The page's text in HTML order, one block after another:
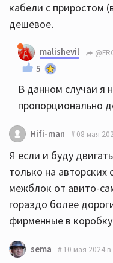
кабели с приростом
дешёвое.
malishevil
5
В данном случаи я
пропорционально
Hifi-man 08 мая
Я если и буду
только на
межблок от авито-
гораздо более
фирменные в
sema 10 мая 2024 в